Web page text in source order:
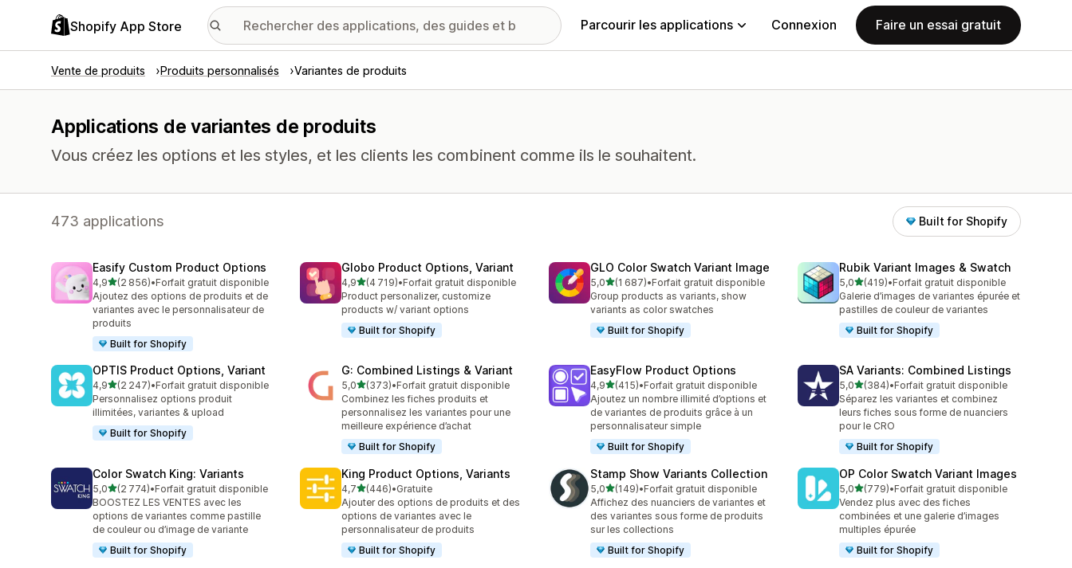
Shopify App Store Parcourir les applications Connexion Faire un essai gratuit
Vente de produits Produits personnalisés Variantes de produits
Applications de variantes de produits
Vous créez les options et les styles, et les clients les combinent comme ils le souhaitent.
473 applications Built for Shopify
Easify Custom Product Options
4,9étoile(s) sur 5
(2 856)
2856 avis au total
•Forfait gratuit disponible
Ajoutez des options de produits et de
variantes avec le personnalisateur de
produits
Built for Shopify
Globo Product Options, Variant
4,9étoile(s) sur 5
(4 719)
4719 avis au total
•Forfait gratuit disponible
Product personalizer, customize
products w/ variant options
Built for Shopify
GLO Color Swatch Variant Image
5,0étoile(s) sur 5
(1 687)
1687 avis au total
•Forfait gratuit disponible
Group products as variants, show
variants as color swatches
Built for Shopify
Rubik Variant Images & Swatch
5,0étoile(s) sur 5
(419)
419 avis au total
•Forfait gratuit disponible
Galerie d’images de variantes épurée et
pastilles de couleur de variantes
Built for Shopify
OPTIS Product Options, Variant
4,9étoile(s) sur 5
(2 247)
2247 avis au total
•Forfait gratuit disponible
Personnalisez options produit
illimitées, variantes & upload
Built for Shopify
G: Combined Listings & Variant
5,0étoile(s) sur 5
(373)
373 avis au total
•Forfait gratuit disponible
Combinez les fiches produits et
personnalisez les variantes pour une
meilleure expérience d’achat
Built for Shopify
EasyFlow Product Options
4,9étoile(s) sur 5
(415)
415 avis au total
•Forfait gratuit disponible
Ajoutez un nombre illimité d’options et
de variantes de produits grâce à un
personnalisateur simple
Built for Shopify
SA Variants: Combined Listings
5,0étoile(s) sur 5
(384)
384 avis au total
•Forfait gratuit disponible
Séparez les variantes et combinez
leurs fiches sous forme de nuanciers
pour le CRO
Built for Shopify
Color Swatch King: Variants
5,0étoile(s) sur 5
(2 774)
2774 avis au total
•Forfait gratuit disponible
BOOSTEZ LES VENTES avec les
options de variantes comme pastille
de couleur ou d’image de variante
Built for Shopify
King Product Options, Variants
4,7étoile(s) sur 5
(446)
446 avis au total
•Gratuite
Ajouter des options de produits et des
options de variantes avec le
personnalisateur de produits
Built for Shopify
Stamp Show Variants Collection
5,0étoile(s) sur 5
(149)
149 avis au total
•Forfait gratuit disponible
Affichez des nuanciers de variantes et
des variantes sous forme de produits
sur les collections
Built for Shopify
OP Color Swatch Variant Images
5,0étoile(s) sur 5
(779)
779 avis au total
•Forfait gratuit disponible
Vendez plus avec des fiches
combinées et une galerie d’images
multiples épurée
Built for Shopify